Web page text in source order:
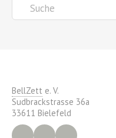
BellZett e. V.
Sudbrackstrasse 36a
33611 Bielefeld
FacebookInstagram